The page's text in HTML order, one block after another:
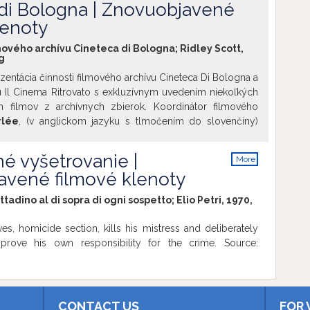
Bologna | Znovuobjavené
archívu Cineteca di Bologna; Ridley Scott,
činnosti filmového archívu Cineteca Di Bologna a
Il Cinema Ritrovato s exkluzívnym uvedením niekoľkých
filmov z archívnych zbierok. Koordinátor filmového
, (v anglickom jazyku s tlmočením do slovenčiny)
1915 – 1917, 45 min., DCP Faustovský príbeh o
ktorá v snahe získať späť stratenú mladosť,
Podmienkou dohody je, že sa nesmie nikdy
platí len do chvíle, kým jej nezačnú dvoriť dvaja mladí
z najdôležitejších filmov svojej generácie s Lydou
úlohe. Pod hudbou je podpísaný Pietro Mascagni,
skladateľ v Taliansku podujal na skomponovanie
s jednotlivými scénami. Digitálna verzia v
Obnovu filmu podporila Nadácia Cineteca di Bologna
More
vyšetrovanie |
filmové klenoty
al di sopra di ogni sospetto; Elio Petri, 1970,
homicide section, kills his mistress and deliberately
his own responsibility for the crime. Source:
CONTACT US FOR